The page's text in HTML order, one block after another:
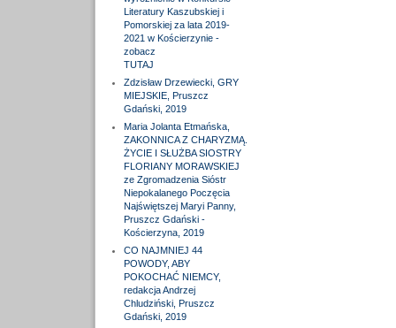
Literatury Kaszubskiej i
Pomorskiej za lata 2019-
2021 w Kościerzynie -
zobacz
TUTAJ
Zdzisław Drzewiecki, GRY
MIEJSKIE, Pruszcz
Gdański, 2019
Maria Jolanta Etmańska,
ZAKONNICA Z CHARYZMĄ.
ŻYCIE I SŁUŻBA SIOSTRY
FLORIANY MORAWSKIEJ
ze Zgromadzenia Sióstr
Niepokalanego Poczęcia
Najświętszej Maryi Panny,
Pruszcz Gdański -
Kościerzyna, 2019
CO NAJMNIEJ 44
POWODY, ABY
POKOCHAĆ NIEMCY,
redakcja Andrzej
Chludziński, Pruszcz
Gdański, 2019